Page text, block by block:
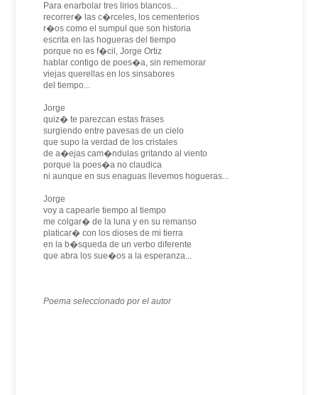
Para enarbolar tres lirios blancos...
recorrer� las c�rceles, los cementerios
r�os como el sumpul que son historia
escrita en las hogueras del tiempo
porque no es f�cil, Jorge Ortiz
hablar contigo de poes�a, sin rememorar
viejas querellas en los sinsabores
del tiempo...
Jorge
quiz� te parezcan estas frases
surgiendo entre pavesas de un cielo
que supo la verdad de los cristales
de a�ejas cam�ndulas gritando al viento
porque la poes�a no claudica
ni aunque en sus enaguas llevemos hogueras...
Jorge
voy a capearle tiempo al tiempo
me colgar� de la luna y en su remanso
platicar� con los dioses de mi tierra
en la b�squeda de un verbo diferente
que abra los sue�os a la esperanza...
Poema seleccionado por el autor